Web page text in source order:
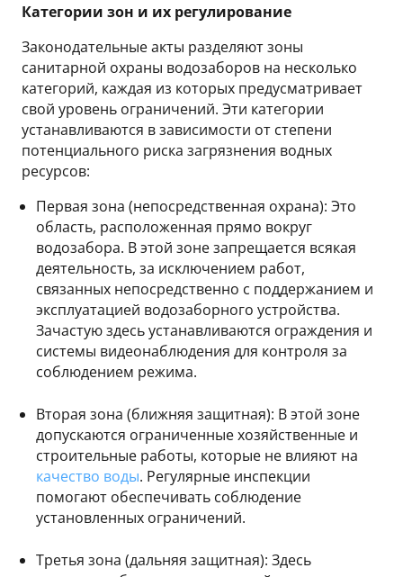
Категории зон и их регулирование
Законодательные акты разделяют зоны
санитарной охраны водозаборов на несколько
категорий, каждая из которых предусматривает
свой уровень ограничений. Эти категории
устанавливаются в зависимости от степени
потенциального риска загрязнения водных
ресурсов:
Первая зона (непосредственная охрана): Это
область, расположенная прямо вокруг
водозабора. В этой зоне запрещается всякая
деятельность, за исключением работ,
связанных непосредственно с поддержанием и
эксплуатацией водозаборного устройства.
Зачастую здесь устанавливаются ограждения и
системы видеонаблюдения для контроля за
соблюдением режима.
Вторая зона (ближняя защитная): В этой зоне
допускаются ограниченные хозяйственные и
строительные работы, которые не влияют на
качество воды. Регулярные инспекции
помогают обеспечивать соблюдение
установленных ограничений.
Третья зона (дальняя защитная): Здесь